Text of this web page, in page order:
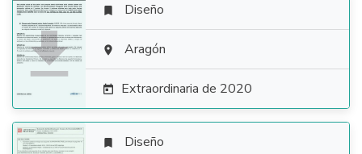

 Diseño
 Aragón
 Extraordinaria de 2020
 Diseño